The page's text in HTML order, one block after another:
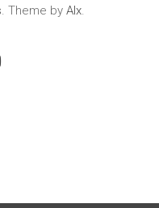
. Theme by Alx.